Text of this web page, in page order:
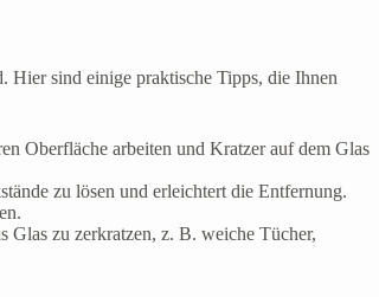
Hier sind einige praktische Tipps, die Ihnen
Oberfläche arbeiten und Kratzer auf dem Glas
zu lösen und erleichtert die Entfernung.
Glas zu zerkratzen, z. B. weiche Tücher,